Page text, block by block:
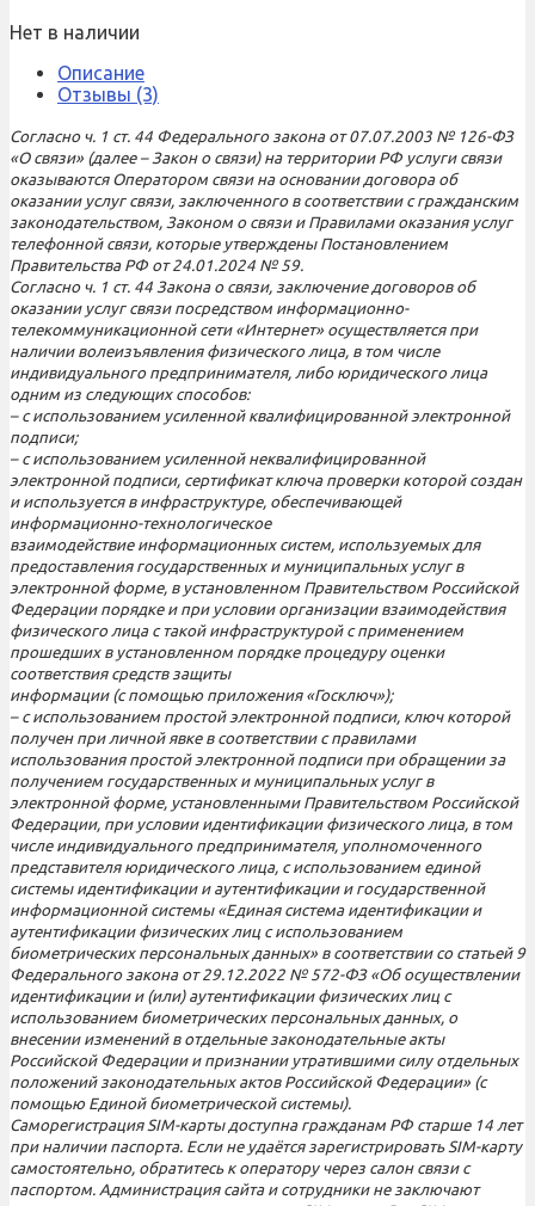
Нет в наличии
Описание
Отзывы (3)
Согласно ч. 1 ст. 44 Федерального закона от 07.07.2003 № 126-ФЗ
«О связи» (далее – Закон о связи) на территории РФ услуги связи
оказываются Оператором связи на основании договора об
оказании услуг связи, заключенного в соответствии с гражданским
законодательством, Законом о связи и Правилами оказания услуг
телефонной связи, которые утверждены Постановлением
Правительства РФ от 24.01.2024 № 59.
Согласно ч. 1 ст. 44 Закона о связи, заключение договоров об
оказании услуг связи посредством информационно-
телекоммуникационной сети «Интернет» осуществляется при
наличии волеизъявления физического лица, в том числе
индивидуального предпринимателя, либо юридического лица
одним из следующих способов:
– с использованием усиленной квалифицированной электронной
подписи;
– с использованием усиленной неквалифицированной
электронной подписи, сертификат ключа проверки которой создан
и используется в инфраструктуре, обеспечивающей
информационно-технологическое
взаимодействие информационных систем, используемых для
предоставления государственных и муниципальных услуг в
электронной форме, в установленном Правительством Российской
Федерации порядке и при условии организации взаимодействия
физического лица с такой инфраструктурой с применением
прошедших в установленном порядке процедуру оценки
соответствия средств защиты
информации (с помощью приложения «Госключ»);
– с использованием простой электронной подписи, ключ которой
получен при личной явке в соответствии с правилами
использования простой электронной подписи при обращении за
получением государственных и муниципальных услуг в
электронной форме, установленными Правительством Российской
Федерации, при условии идентификации физического лица, в том
числе индивидуального предпринимателя, уполномоченного
представителя юридического лица, с использованием единой
системы идентификации и аутентификации и государственной
информационной системы «Единая система идентификации и
аутентификации физических лиц с использованием
биометрических персональных данных» в соответствии со статьей 9
Федерального закона от 29.12.2022 № 572-ФЗ «Об осуществлении
идентификации и (или) аутентификации физических лиц с
использованием биометрических персональных данных, о
внесении изменений в отдельные законодательные акты
Российской Федерации и признании утратившими силу отдельных
положений законодательных актов Российской Федерации» (с
помощью Единой биометрической системы).
Саморегистрация SIM-карты доступна гражданам РФ старше 14 лет
при наличии паспорта. Если не удаётся зарегистрировать SIM-карту
самостоятельно, обратитесь к оператору через салон связи с
паспортом. Администрация сайта и сотрудники не заключают